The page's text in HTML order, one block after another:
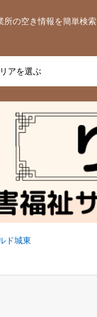
所の空き情報を簡単検索
アを選ぶ
ド城東